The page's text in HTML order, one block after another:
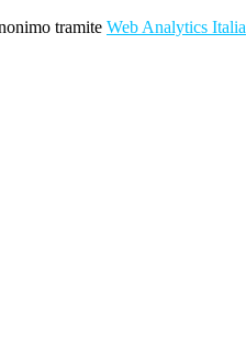
tramite Web Analytics Italia